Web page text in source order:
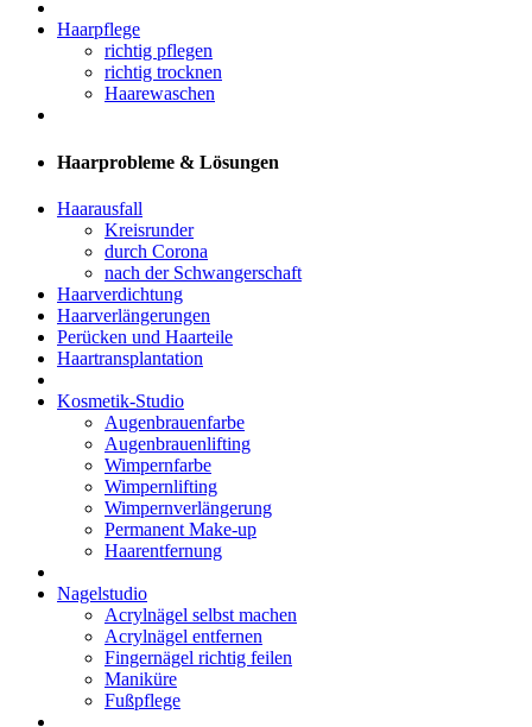
Haarpflege
richtig pflegen
richtig trocknen
Haarewaschen
Haarprobleme & Lösungen
Haarausfall
Kreisrunder
durch Corona
nach der Schwangerschaft
Haarverdichtung
Haarverlängerungen
Perücken und Haarteile
Haartransplantation
Kosmetik-Studio
Augenbrauenfarbe
Augenbrauenlifting
Wimpernfarbe
Wimpernlifting
Wimpernverlängerung
Permanent Make-up
Haarentfernung
Nagelstudio
Acrylnägel selbst machen
Acrylnägel entfernen
Fingernägel richtig feilen
Maniküre
Fußpflege